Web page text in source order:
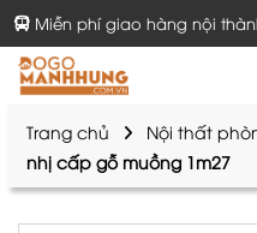
Miễn phí giao hàng nội
Trang chủ Nội thất
nhị cấp gỗ muồng 1m27